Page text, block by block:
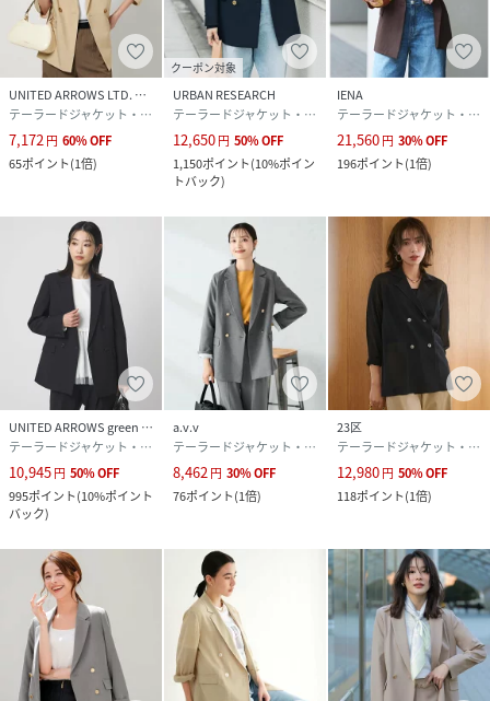
UNITED ARROWS LTD. OUTLET
テーラードジャケット・ブレザー
7,172 円 60%OFF
65ポイント(1倍)
クーポン対象
URBAN RESEARCH
テーラードジャケット・ブレザー
12,650円 50%OFF
1,150ポイント(10%ポイン
トバック)
IENA
テーラードジャケット・ブレザー
21,560円 30%OFF
196ポイント(1倍)
UNITED ARROWS green label relaxing
テーラードジャケット・ブレザー
10,945円 50%OFF
995ポイント(10%ポイント
バック)
a.v.v
テーラードジャケット・ブレザー
8,462円 30%OFF
76ポイント(1倍)
23区
テーラードジャケット・ブレザー
12,980円 50%OFF
118ポイント(1倍)